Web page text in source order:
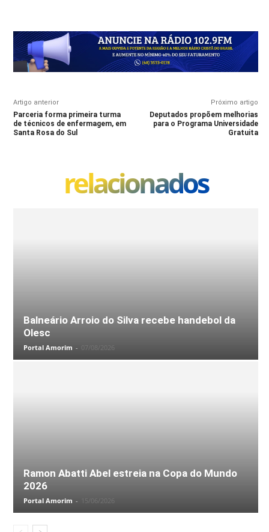
Artigo anterior
Parceria forma primeira turma
de técnicos de enfermagem, em
Santa Rosa do Sul
Próximo artigo
Deputados propõem melhorias
para o Programa Universidade
Gratuita
relacionados
Balneário Arroio do Silva recebe handebol da
Olesc
Portal Amorim - 07/08/2026
Ramon Abatti Abel estreia na Copa do Mundo
2026
Portal Amorim - 15/06/2026